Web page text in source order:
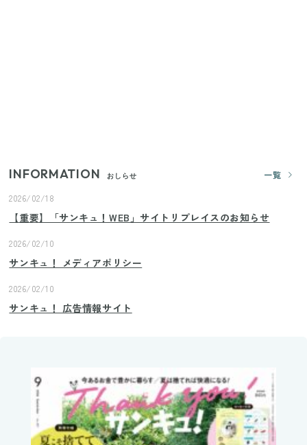
INFORMATION おしらせ
一覧
2026/02/18
【重要】「サンキュ！WEB」サイトリプレイスのお知らせ
2026/02/10
サンキュ！ メディアポリシー
2026/02/10
サンキュ！ 広告情報サイト